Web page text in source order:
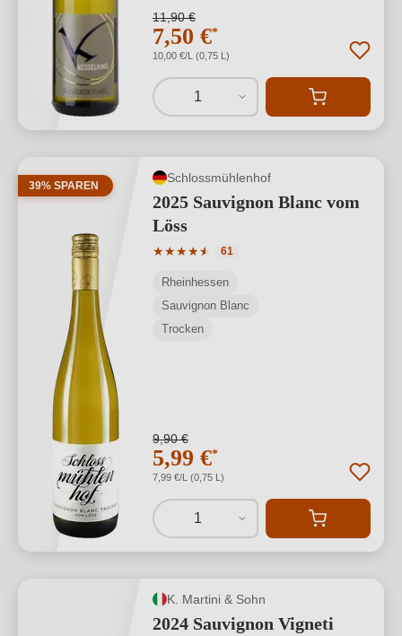
11,90 €
7,50 €*
10,00 €/L (0,75 L)
1
39% SPAREN
Schlossmühlenhof
2025 Sauvignon Blanc vom
Löss
★★★★★
★
Durchschnittliche Bewertung von 4.79
61
Rheinhessen
Sauvignon Blanc
Trocken
9,90 €
5,99 €*
7,99 €/L (0,75 L)
1
K. Martini & Sohn
2024 Sauvignon Vigneti